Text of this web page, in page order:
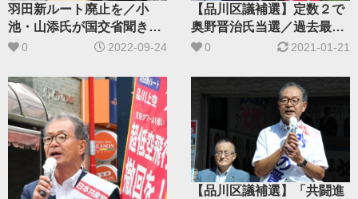
羽田新ルート廃止を／小
池・山添氏が国交省聞き取
り0 2022-09-24
【品川区議補選】定数２で
奥野晋治氏当選／過去最高
の得票率
0 2021-01-21
【品川区議補選】「共闘進